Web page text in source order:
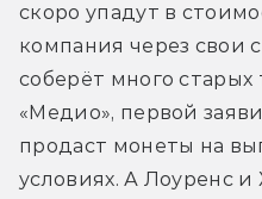
скоро упадут в
компания через свои
соберёт много
«Медио», первой
продаст монеты на
условиях. А Лоуренс и